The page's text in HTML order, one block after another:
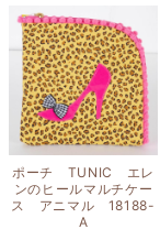
ポーチ TUNIC エレ
ンのヒールマルチケー
ス アニマル 18188-
A